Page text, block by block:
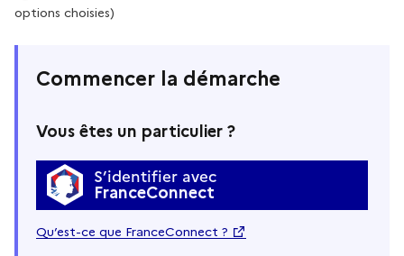
options choisies)
Commencer la démarche
Vous êtes un particulier ?
S’identifier avec
FranceConnect
Qu’est-ce que FranceConnect ?